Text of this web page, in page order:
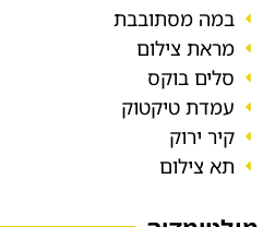
במה מסתובבת
מראת צילום
סלים בוקס
עמדת טיקטוק
קיר ירוק
תא צילום